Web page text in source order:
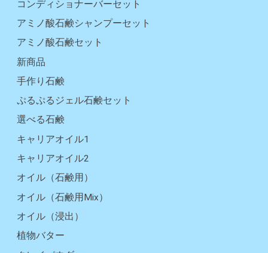
コンディショナーバーセット
アミノ酸石鹸シャンプーセット
アミノ酸石鹸セット
新商品
手作り石鹸
ぷるぷるジェル石鹸セット
選べる石鹸
キャリアオイル1
キャリアオイル2
オイル（石鹸用）
オイル（石鹸用Mix）
オイル（浸出）
植物バター